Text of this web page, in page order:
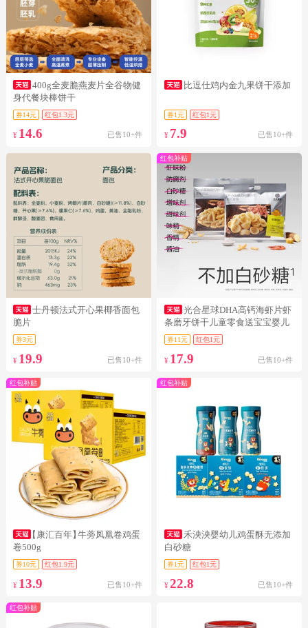
400g全麦脆燕麦片全谷物健
身代餐块棒饼干
券14元 红包1.3元
¥ 14.6 已售10+件
比逗仕鸡内金九果饼干添加
券1元 红包1元
¥ 7.9 已售10+件
士丹顿法式开心果椰香面包
脆片
券3元
¥ 19.9 已售10+件
红包补贴
光合星球DHA高钙海虾片虾
条磨牙饼干儿童零食送宝宝婴儿
辅食谱
券11元 红包1元
¥ 17.9 已售10+件
红包补贴
【康汇百年】牛蒡凤凰卷鸡蛋
卷500g
券10元 红包1.9元
¥ 13.9 已售10+件
红包补贴
禾泱泱婴幼儿鸡蛋酥无添加
白砂糖
券1元 红包1元
¥22.8 已售10+件
红包补贴